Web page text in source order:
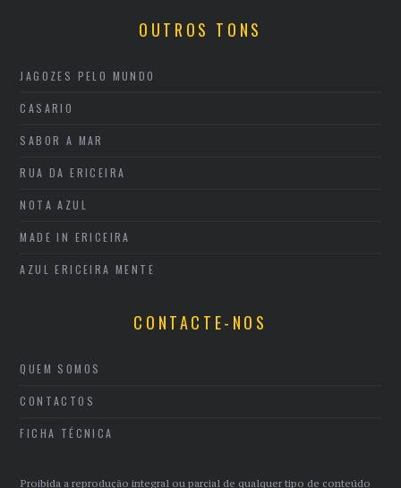
OUTROS TONS
JAGOZES PELO MUNDO
CASARIO
SABOR A MAR
RUA DA ERICEIRA
NOTA AZUL
MADE IN ERICEIRA
AZUL ERICEIRA MENTE
CONTACTE-NOS
QUEM SOMOS
CONTACTOS
FICHA TÉCNICA
Proibida a reprodução integral ou parcial de qualquer tipo de conteúdo